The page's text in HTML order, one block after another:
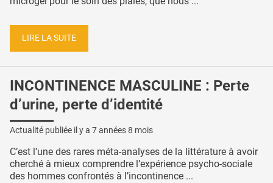
LIRE LA SUITE
INCONTINENCE MASCULINE : Perte
d’urine, perte d’identité
Actualité publiée il y a 7 années 8 mois
C’est l’une des rares méta-analyses de la littérature à avoir
cherché à mieux comprendre l’expérience psycho-sociale
des hommes confrontés à l’incontinence ...